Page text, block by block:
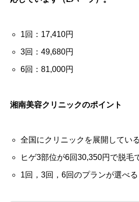
1回：17,410円
3回：49,680円
6回：81,000円
湘南美容クリニックのポイント
全国にクリニックを展開している
ヒゲ3部位が6回30,350円で脱毛
1回，3回，6回のプランが選べる